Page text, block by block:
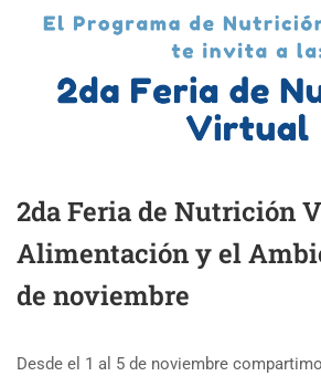
2da Feria de Nutrición
Alimentación y el
de noviembre
Desde el 1 al 5 de noviembre